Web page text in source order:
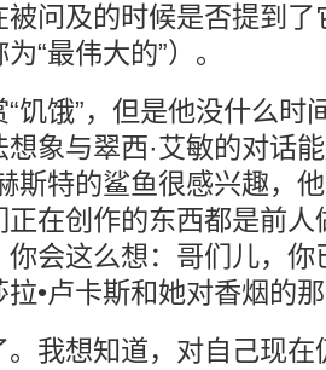
问及的时候是否提到了
“最伟大的”）。
饥饿”，但是他没什么时
象与翠西·艾敏的对话
斯特的鲨鱼很感兴趣，
正在创作的东西都是前
你会这么想：哥们儿，你
•卢卡斯和她对香烟的
我想知道，对自己现